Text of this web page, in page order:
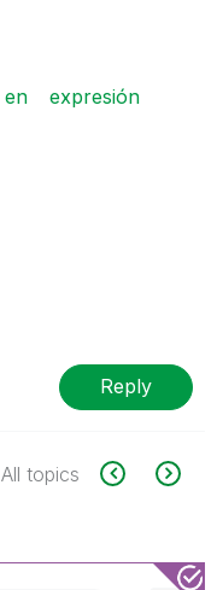
en
expresión
Reply
All topics